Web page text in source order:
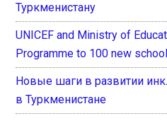
Туркменистану
UNICEF and Ministry of
Programme to 100 new
Новые шаги в развитии
в Туркменистане